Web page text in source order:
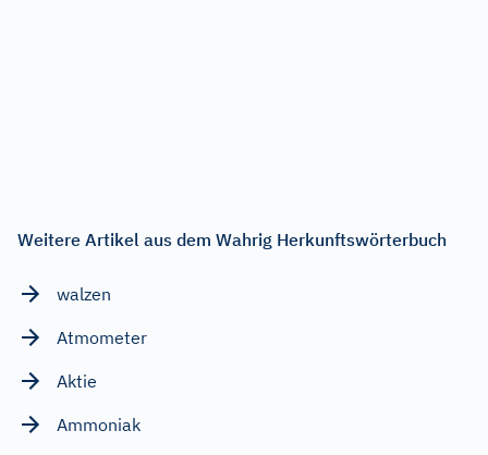
Weitere Artikel aus dem Wahrig Herkunftswörterbuch
walzen
Atmometer
Aktie
Ammoniak